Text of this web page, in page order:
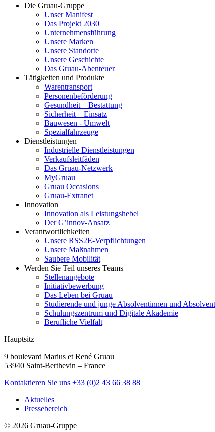
Die Gruau-Gruppe
Unser Manifest
Das Projekt 2030
Unternehmensführung
Unsere Marken
Unsere Standorte
Unsere Geschichte
Das Gruau-Abenteuer
Tätigkeiten und Produkte
Warentransport
Personenbeförderung
Gesundheit – Bestattung
Sicherheit – Einsatz
Bauwesen - Umwelt
Spezialfahrzeuge
Dienstleistungen
Industrielle Dienstleistungen
Verkaufsleitfäden
Das Gruau-Netzwerk
MyGruau
Gruau Occasions
Gruau-Extranet
Innovation
Innovation als Leistungshebel
Der G’innov-Ansatz
Verantwortlichkeiten
Unsere RSS2E-Verpflichtungen
Unsere Maßnahmen
Saubere Mobilität
Werden Sie Teil unseres Teams
Stellenangebote
Initiativbewerbung
Das Leben bei Gruau
Studierende und junge Absolventinnen und
Schulungszentrum und Digitale Akademie
Berufliche Vielfalt
Hauptsitz
9 boulevard Marius et René Gruau
53940 Saint-Berthevin – France
Kontaktieren Sie uns +33 (0)2 43 66 38 88
Aktuelles
Pressebereich
© 2026 Gruau-Gruppe